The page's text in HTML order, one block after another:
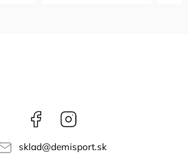
Facebook
sklad@demisport.sk